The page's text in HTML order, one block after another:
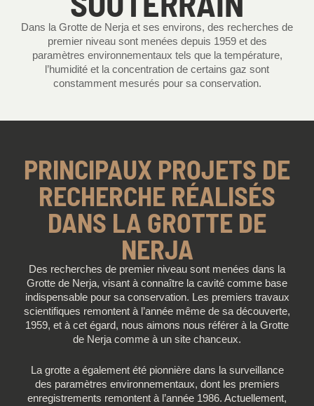
Dans la Grotte de Nerja et ses environs, des recherches de
premier niveau sont menées depuis 1959 et des
paramètres environnementaux tels que la température,
l’humidité et la concentration de certains gaz sont
constamment mesurés pour sa conservation.
PRINCIPAUX PROJETS DE
RECHERCHE RÉALISÉS
DANS LA GROTTE DE
NERJA
Des recherches de premier niveau sont menées dans la
Grotte de Nerja, visant à connaître la cavité comme base
indispensable pour sa conservation. Les premiers travaux
scientifiques remontent à l’année même de sa découverte,
1959, et à cet égard, nous aimons nous référer à la Grotte
de Nerja comme à un site chanceux.
La grotte a également été pionnière dans la surveillance
des paramètres environnementaux, dont les premiers
enregistrements remontent à l’année 1986. Actuellement,